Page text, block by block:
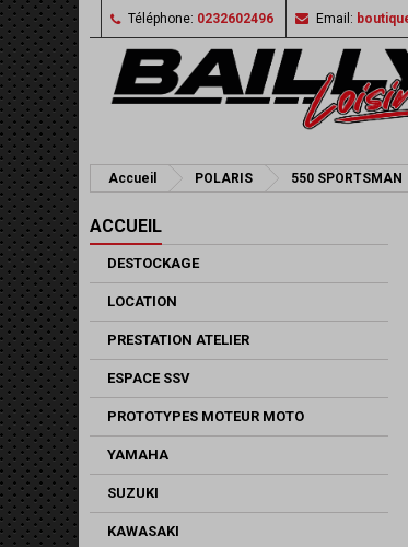
Téléphone: 0232602496 Email:
Accueil POLARIS 550 SPORTSMAN
ACCUEIL
DESTOCKAGE
LOCATION
PRESTATION ATELIER
ESPACE SSV
PROTOTYPES MOTEUR MOTO
YAMAHA
SUZUKI
KAWASAKI